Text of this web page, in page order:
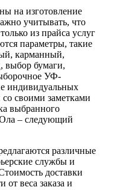
на изготовление
учитывать, что
из прайса услуг
параметры, такие
карманный,
выбор бумаги,
УФ-
индивидуальных
своими заметками
выбранного
– следующий
различные
службы и
доставки
от веса заказа и